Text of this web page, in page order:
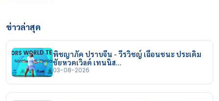
ข่าวล่าสุด
พิชญาภัค ปราบจีน - วีรวิชญ์ เฉือนชนะ ประเดิม
ชัยหวดเวิลด์ เทนนิส…
03-08-2026